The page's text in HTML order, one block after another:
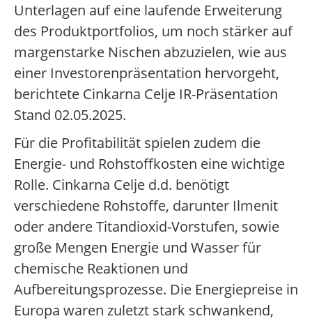
Unterlagen auf eine laufende Erweiterung
des Produktportfolios, um noch stärker auf
margenstarke Nischen abzuzielen, wie aus
einer Investorenpräsentation hervorgeht,
berichtete Cinkarna Celje IR-Präsentation
Stand 02.05.2025.
Für die Profitabilität spielen zudem die
Energie- und Rohstoffkosten eine wichtige
Rolle. Cinkarna Celje d.d. benötigt
verschiedene Rohstoffe, darunter Ilmenit
oder andere Titandioxid-Vorstufen, sowie
große Mengen Energie und Wasser für
chemische Reaktionen und
Aufbereitungsprozesse. Die Energiepreise in
Europa waren zuletzt stark schwankend,